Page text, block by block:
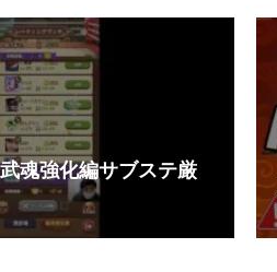
魂強化編サブステ厳